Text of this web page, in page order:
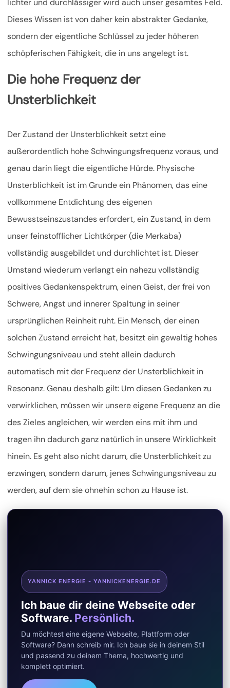
lichter und durchlässiger wird auch unser gesamtes Feld.
Dieses Wissen ist von daher kein abstrakter Gedanke,
sondern der eigentliche Schlüssel zu jeder höheren
schöpferischen Fähigkeit, die in uns angelegt ist.
Die hohe Frequenz der
Unsterblichkeit
Der Zustand der Unsterblichkeit setzt eine
außerordentlich hohe Schwingungsfrequenz voraus, und
genau darin liegt die eigentliche Hürde. Physische
Unsterblichkeit ist im Grunde ein Phänomen, das eine
vollkommene Entdichtung des eigenen
Bewusstseinszustandes erfordert, ein Zustand, in dem
unser feinstofflicher Lichtkörper (die Merkaba)
vollständig ausgebildet und durchlichtet ist. Dieser
Umstand wiederum verlangt ein nahezu vollständig
positives Gedankenspektrum, einen Geist, der frei von
Schwere, Angst und innerer Spaltung in seiner
ursprünglichen Reinheit ruht. Ein Mensch, der einen
solchen Zustand erreicht hat, besitzt ein gewaltig hohes
Schwingungsniveau und steht allein dadurch
automatisch mit der Frequenz der Unsterblichkeit in
Resonanz. Genau deshalb gilt: Um diesen Gedanken zu
verwirklichen, müssen wir unsere eigene Frequenz an die
des Zieles angleichen, wir werden eins mit ihm und
tragen ihn dadurch ganz natürlich in unsere Wirklichkeit
hinein. Es geht also nicht darum, die Unsterblichkeit zu
erzwingen, sondern darum, jenes Schwingungsniveau zu
werden, auf dem sie ohnehin schon zu Hause ist.
YANNICK ENERGIE - YANNICKENERGIE.DE
Ich baue dir deine Webseite oder
Software. Persönlich.
Du möchtest eine eigene Webseite, Plattform oder
Software? Dann schreib mir. Ich baue sie in deinem Stil
und passend zu deinem Thema, hochwertig und
komplett optimiert.